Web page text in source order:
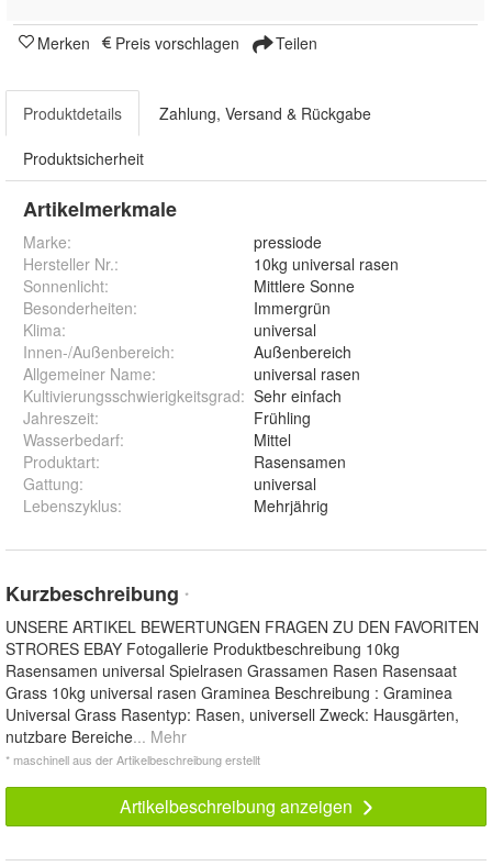
Merken Preis vorschlagen Teilen
Produktdetails Zahlung, Versand & Rückgabe
Produktsicherheit
Artikelmerkmale
Marke:
pressiode
Hersteller Nr.:
10kg universal rasen
Sonnenlicht:
Mittlere Sonne
Besonderheiten:
Immergrün
Klima:
universal
Innen-/Außenbereich:
Außenbereich
Allgemeiner Name:
universal rasen
Kultivierungsschwierigkeitsgrad: Sehr einfach
Jahreszeit:
Frühling
Wasserbedarf:
Mittel
Produktart:
Rasensamen
Gattung:
universal
Lebenszyklus: Mehrjährig
Kurzbeschreibung *
UNSERE ARTIKEL BEWERTUNGEN FRAGEN ZU DEN FAVORITEN
STRORES EBAY Fotogallerie Produktbeschreibung 10kg
Rasensamen universal Spielrasen Grassamen Rasen Rasensaat
Grass 10kg universal rasen Graminea Beschreibung : Graminea
Universal Grass Rasentyp: Rasen, universell Zweck: Hausgärten,
nutzbare Bereiche... Mehr
* maschinell aus der Artikelbeschreibung erstellt
Artikelbeschreibung anzeigen